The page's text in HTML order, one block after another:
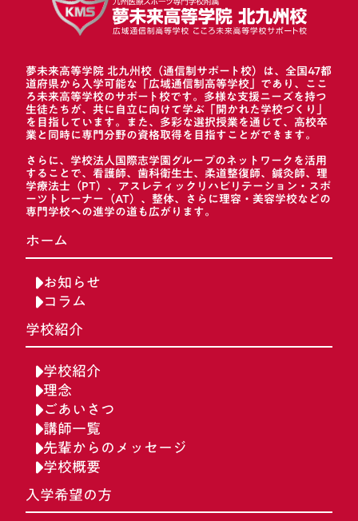
夢未来高等学院 北九州校（通信制サポート校）は、全国47都
道府県から入学可能な「広域通信制高等学校」であり、ここ
ろ未来高等学校のサポート校です。多様な支援ニーズを持つ
生徒たちが、共に自立に向けて学ぶ「開かれた学校づくり」
を目指しています。また、多彩な選択授業を通じて、高校卒
業と同時に専門分野の資格取得を目指すことができます。
さらに、学校法人国際志学園グループのネットワークを活用
することで、看護師、歯科衛生士、柔道整復師、鍼灸師、理
学療法士（PT）、アスレティックリハビリテーション・スポ
ーツトレーナー（AT）、整体、さらに理容・美容学校などの
専門学校への進学の道も広がります。
ホーム
お知らせ
コラム
学校紹介
学校紹介
理念
ごあいさつ
講師一覧
先輩からのメッセージ
学校概要
入学希望の方